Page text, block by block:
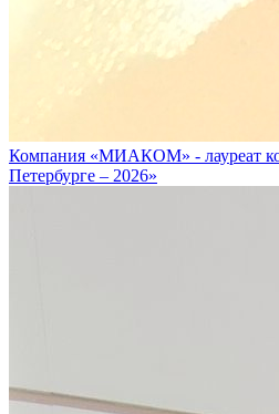
Компания «МИАКОМ» - лауреат
Петербурге – 2026»